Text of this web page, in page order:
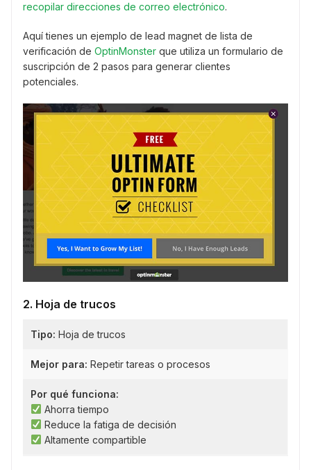
recopilar direcciones de correo electrónico.
Aquí tienes un ejemplo de lead magnet de lista de
verificación de OptinMonster que utiliza un formulario de
suscripción de 2 pasos para generar clientes
potenciales.
2. Hoja de trucos
Tipo: Hoja de trucos
Mejor para: Repetir tareas o procesos
Por qué funciona:
Ahorra tiempo
Reduce la fatiga de decisión
Altamente compartible